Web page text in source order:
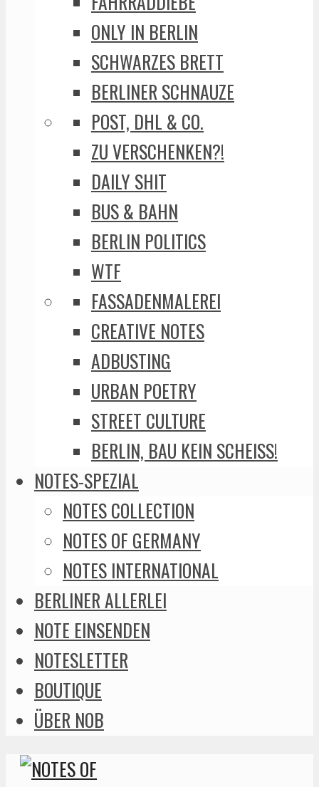
ONLY IN BERLIN
SCHWARZES BRETT
BERLINER SCHNAUZE
POST, DHL & CO.
ZU VERSCHENKEN?!
DAILY SHIT
BUS & BAHN
BERLIN POLITICS
WTF
FASSADENMALEREI
CREATIVE NOTES
ADBUSTING
URBAN POETRY
STREET CULTURE
BERLIN, BAU KEIN SCHEISS!
NOTES-SPEZIAL
NOTES COLLECTION
NOTES OF GERMANY
NOTES INTERNATIONAL
BERLINER ALLERLEI
NOTE EINSENDEN
NOTESLETTER
BOUTIQUE
ÜBER NOB